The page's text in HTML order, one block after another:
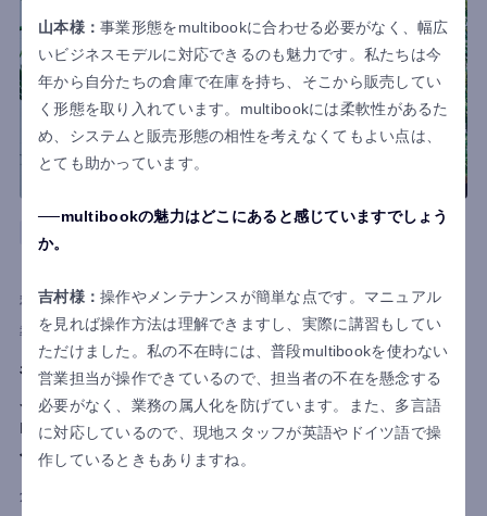
利用国 香港 中国 ベトナム
導入目的 業務負担軽減 内部統制強化
表計算ソフトによる管理から脱却し、海外拠点の
月次決算を最大3営業日短縮！
multibook「見える化プラン」導入で、業務効率
化と内部統制強化を同時に実現
創業90年以上の歴史を持つ商社である株式会社明成商会は、海
山本様：事業形態をmultibookに合わせる必要がなく、幅広
いビジネスモデルに対応できるのも魅力です。私たちは今
年から自分たちの倉庫で在庫を持ち、そこから販売してい
く形態を取り入れています。multibookには柔軟性があるた
め、システムと販売形態の相性を考えなくてもよい点は、
とても助かっています。
multibookの魅力はどこにあると感じていますでしょう
か。
吉村様：操作やメンテナンスが簡単な点です。マニュアル
を見れば操作方法は理解できますし、実際に講習もしてい
ただけました。私の不在時には、普段multibookを使わない
営業担当が操作できているので、担当者の不在を懸念する
必要がなく、業務の属人化を防げています。また、多言語
に対応しているので、現地スタッフが英語やドイツ語で操
作しているときもありますね。